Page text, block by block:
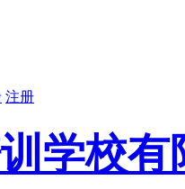
注册
学校有